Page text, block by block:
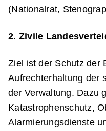
(Nationalrat,
2. Zivile
Ziel ist der Schutz der
Aufrechterhaltung der
der Verwaltung. Dazu
Katastrophenschutz,
Alarmierungsdienste